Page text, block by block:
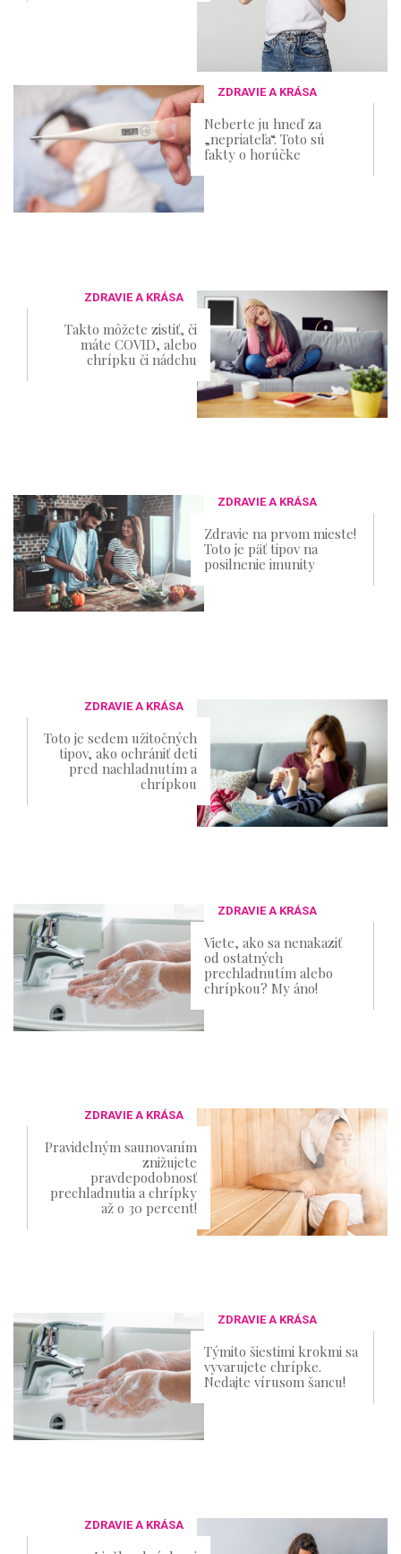
ZDRAVIE A KRÁSA
Neberte ju hneď za
„nepriateľa“. Toto sú
fakty o horúčke
ZDRAVIE A KRÁSA
Takto môžete zistiť, či
máte COVID, alebo
chrípku či nádchu
ZDRAVIE A KRÁSA
Zdravie na prvom mieste!
Toto je päť tipov na
posilnenie imunity
ZDRAVIE A KRÁSA
Toto je sedem užitočných
tipov, ako ochrániť deti
pred nachladnutím a
chrípkou
ZDRAVIE A KRÁSA
Viete, ako sa nenakaziť
od ostatných
prechladnutím alebo
chrípkou? My áno!
ZDRAVIE A KRÁSA
Pravidelným saunovaním
znižujete
pravdepodobnosť
prechladnutia a chrípky
až o 30 percent!
ZDRAVIE A KRÁSA
Týmito šiestimi krokmi sa
vyvarujete chrípke.
Nedajte vírusom šancu!
ZDRAVIE A KRÁSA